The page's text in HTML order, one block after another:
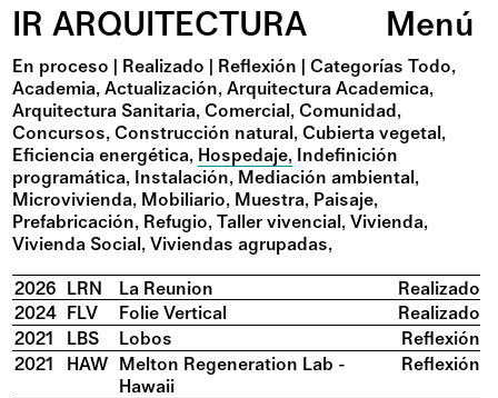
IR ARQUITECTURA Menú
En proceso | Realizado | Reflexión | Categorías Todo
Academia Actualización Arquitectura Academica
Arquitectura Sanitaria Comercial Comunidad
Concursos Construcción natural Cubierta vegetal
Eficiencia energética Hospedaje Indefinición
programática Instalación Mediación ambiental
Microvivienda Mobiliario Muestra Paisaje
Prefabricación Refugio Taller vivencial Vivienda
Vivienda Social Viviendas agrupadas
2026 LRN La Reunion
Realizado
2024 FLV Folie Vertical
Realizado
2021
LBS Lobos
Reflexión
2021
HAW Melton Regeneration Lab -
Hawaii
Reflexión